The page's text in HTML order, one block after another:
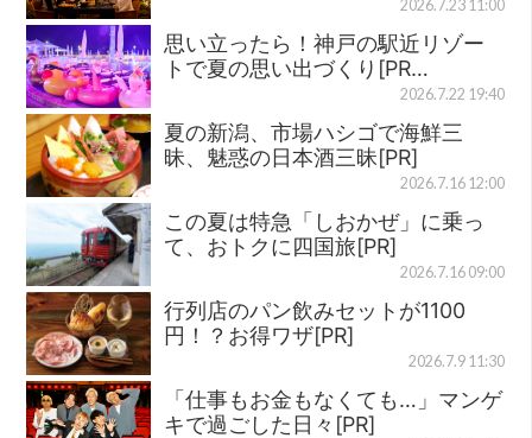
2026.7.23 11:00
思い立ったら！神戸の駅近リゾー
トで夏の思い出づくり[PR…
2026.7.22 19:40
夏の新潟、市場ハシゴで海鮮三
昧、魅惑の日本酒三昧[PR]
2026.7.16 12:00
この夏は特急「しおかぜ」に乗っ
て、おトクに四国旅[PR]
2026.7.16 09:00
行列店のパン飲みセットが1100
円！？お得ワザ[PR]
2026.7.9 11:30
「仕事もお金もなくても…」マンゲ
キで過ごした日々[PR]